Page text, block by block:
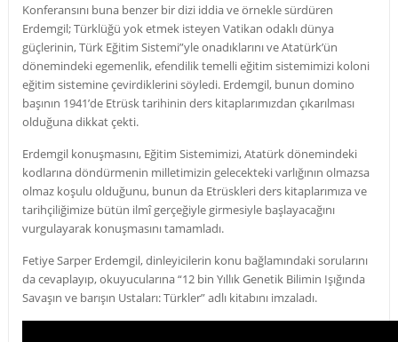
Konferansını buna benzer bir dizi iddia ve örnekle sürdüren
Erdemgil; Türklüğü yok etmek isteyen Vatikan odaklı dünya
güçlerinin, Türk Eğitim Sistemi”yle onadıklarını ve Atatürk’ün
dönemindeki egemenlik, efendilik temelli eğitim sistemimizi koloni
eğitim sistemine çevirdiklerini söyledi. Erdemgil, bunun domino
başının 1941’de Etrüsk tarihinin ders kitaplarımızdan çıkarılması
olduğuna dikkat çekti.
Erdemgil konuşmasını, Eğitim Sistemimizi, Atatürk dönemindeki
kodlarına döndürmenin milletimizin gelecekteki varlığının olmazsa
olmaz koşulu olduğunu, bunun da Etrüskleri ders kitaplarımıza ve
tarihçiliğimize bütün ilmî gerçeğiyle girmesiyle başlayacağını
vurgulayarak konuşmasını tamamladı.
Fetiye Sarper Erdemgil, dinleyicilerin konu bağlamındaki sorularını
da cevaplayıp, okuyucularına “12 bin Yıllık Genetik Bilimin Işığında
Savaşın ve barışın Ustaları: Türkler” adlı kitabını imzaladı.